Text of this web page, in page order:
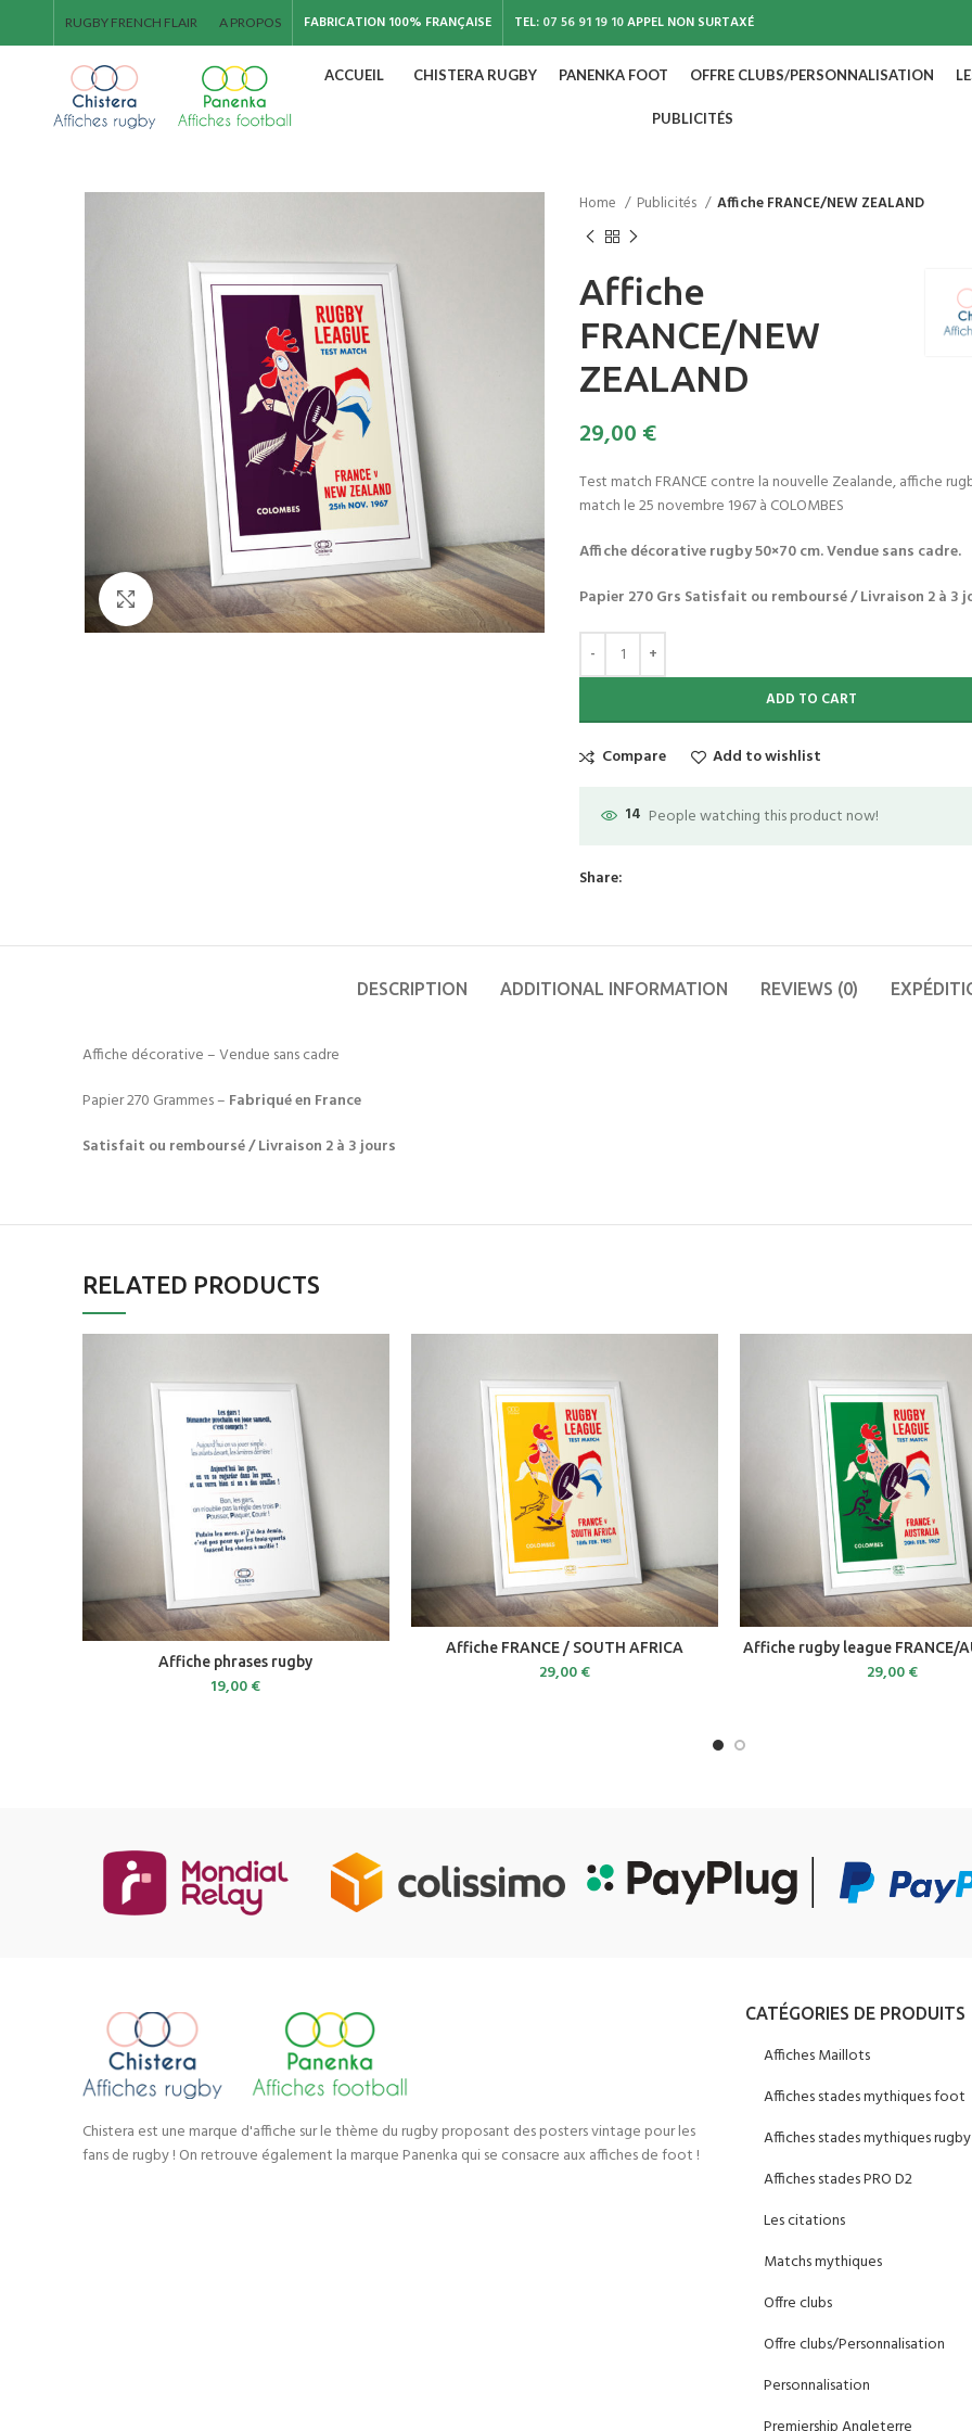
RUGBY FRENCH FLAIR A PROPOS FABRICATION 100% FRANÇAISE TEL: 07 56 91 19 10APPEL NON SURTAXÉ
ACCUEIL CHISTERA RUGBY PANENKA FOOT OFFRE CLUBS/PERSONNALISATION
PUBLICITÉS
Click to enlarge
Home Publicités Affiche FRANCE/NEW ZEALAND
Affiche
FRANCE/NEW
ZEALAND
29,00 €
Test match FRANCE contre la nouvelle Zealande, affiche
match le 25 novembre 1967 à COLOMBES
Affiche décorative rugby 50×70 cm. Vendue sans cadre.
Papier 270 Grs Satisfait ou remboursé / Livraison 2 à 3
ADD TO CART
Compare Add to wishlist
14 People watching this product now!
Share:
DESCRIPTION ADDITIONAL INFORMATION REVIEWS (0)
Affiche décorative – Vendue sans cadre
Papier 270 Grammes – Fabriqué en France
Satisfait ou remboursé / Livraison 2 à 3 jours
RELATED PRODUCTS
ADD TO CART
Affiche phrases rugby
19,00€
ADD TO CART
Affiche FRANCE / SOUTH AFRICA
29,00€
ADD TO CART
Affiche rugby league FRANCE/
29,00€
Chistera est une marque d'affiche sur le thème du rugby proposant des posters vintage pour les
fans de rugby ! On retrouve également la marque Panenka qui se consacre aux affiches de foot !
CATÉGORIES DE PRODUITS
Affiches Maillots
Affiches stades mythiques foot
Affiches stades mythiques rugby
Affiches stades PRO D2
Les citations
Matchs mythiques
Offre clubs
Offre clubs/Personnalisation
Personnalisation